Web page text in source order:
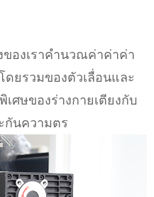
องเราคำนวณค่าค่าค่า
ยรวมของตัวเลื่อนและ
ศษของร่างกายเตียงกับ
กันความตร